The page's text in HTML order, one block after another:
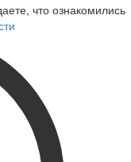
что ознакомились